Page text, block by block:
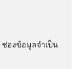
ช่องข้อมูลจำเป็น